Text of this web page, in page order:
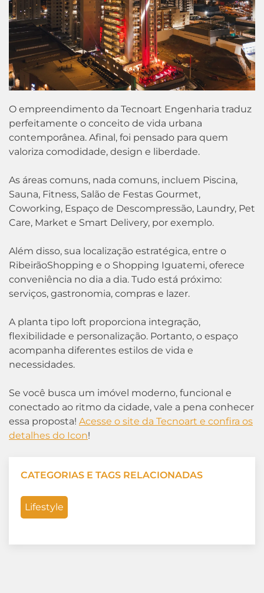
O empreendimento da Tecnoart Engenharia traduz
perfeitamente o conceito de vida urbana
contemporânea. Afinal, foi pensado para quem
valoriza comodidade, design e liberdade.
As áreas comuns, nada comuns, incluem Piscina,
Sauna, Fitness, Salão de Festas Gourmet,
Coworking, Espaço de Descompressão, Laundry, Pet
Care, Market e Smart Delivery, por exemplo.
Além disso, sua localização estratégica, entre o
RibeirãoShopping e o Shopping Iguatemi, oferece
conveniência no dia a dia. Tudo está próximo:
serviços, gastronomia, compras e lazer.
A planta tipo loft proporciona integração,
flexibilidade e personalização. Portanto, o espaço
acompanha diferentes estilos de vida e
necessidades.
Se você busca um imóvel moderno, funcional e
conectado ao ritmo da cidade, vale a pena conhecer
essa proposta! Acesse o site da Tecnoart e confira os
detalhes do Icon!
CATEGORIAS E TAGS RELACIONADAS
Lifestyle